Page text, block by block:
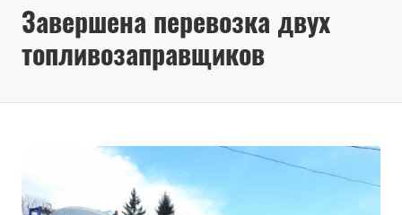
Завершена перевозка двух
топливозаправщиков